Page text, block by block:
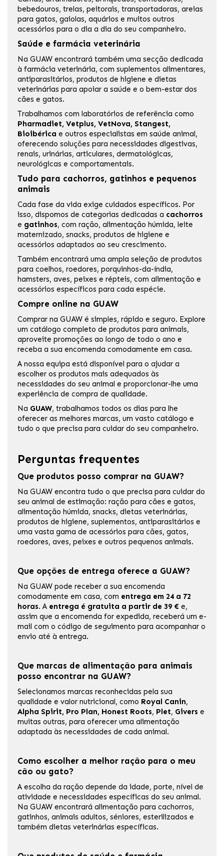
bebedouros, trelas, peitorais, transportadoras, areias
para gatos, gaiolas, aquários e muitos outros
acessórios para o dia a dia do seu companheiro.
Saúde e farmácia veterinária
Na GUAW encontrará também uma secção dedicada
à farmácia veterinária, com suplementos alimentares,
antiparasitários, produtos de higiene e dietas
veterinárias para apoiar a saúde e o bem-estar dos
cães e gatos.
Trabalhamos com laboratórios de referência como
Pharmadiet, Vetplus, VetNova, Stangest,
Bioibérica e outros especialistas em saúde animal,
oferecendo soluções para necessidades digestivas,
renais, urinárias, articulares, dermatológicas,
neurológicas e comportamentais.
Tudo para cachorros, gatinhos e pequenos
animais
Cada fase da vida exige cuidados específicos. Por
isso, dispomos de categorias dedicadas a cachorros
e gatinhos, com ração, alimentação húmida, leite
maternizado, snacks, produtos de higiene e
acessórios adaptados ao seu crescimento.
Também encontrará uma ampla seleção de produtos
para coelhos, roedores, porquinhos-da-índia,
hamsters, aves, peixes e répteis, com alimentação e
acessórios específicos para cada espécie.
Compre online na GUAW
Comprar na GUAW é simples, rápido e seguro. Explore
um catálogo completo de produtos para animais,
aproveite promoções ao longo de todo o ano e
receba a sua encomenda comodamente em casa.
A nossa equipa está disponível para o ajudar a
escolher os produtos mais adequados às
necessidades do seu animal e proporcionar-lhe uma
experiência de compra de qualidade.
Na GUAW, trabalhamos todos os dias para lhe
oferecer as melhores marcas, um vasto catálogo e
tudo o que precisa para cuidar do seu companheiro.
Perguntas frequentes
Que produtos posso comprar na GUAW?
Na GUAW encontra tudo o que precisa para cuidar do
seu animal de estimação: ração para cães e gatos,
alimentação húmida, snacks, dietas veterinárias,
produtos de higiene, suplementos, antiparasitários e
uma vasta gama de acessórios para cães, gatos,
roedores, aves, peixes e outros pequenos animais.
Que opções de entrega oferece a GUAW?
Na GUAW pode receber a sua encomenda
comodamente em casa, com entrega em 24 a 72
horas. A entrega é gratuita a partir de 39 € e,
assim que a encomenda for expedida, receberá um e-
mail com o código de seguimento para acompanhar o
envio até à entrega.
Que marcas de alimentação para animais
posso encontrar na GUAW?
Selecionamos marcas reconhecidas pela sua
qualidade e valor nutricional, como Royal Canin,
Alpha Spirit, Pro Plan, Honest Roots, Plet, Givers e
muitas outras, para oferecer uma alimentação
adaptada às necessidades de cada animal.
Como escolher a melhor ração para o meu
cão ou gato?
A escolha da ração depende da idade, porte, nível de
atividade e necessidades específicas do seu animal.
Na GUAW encontrará alimentação para cachorros,
gatinhos, animais adultos, séniores, esterilizados e
também dietas veterinárias específicas.